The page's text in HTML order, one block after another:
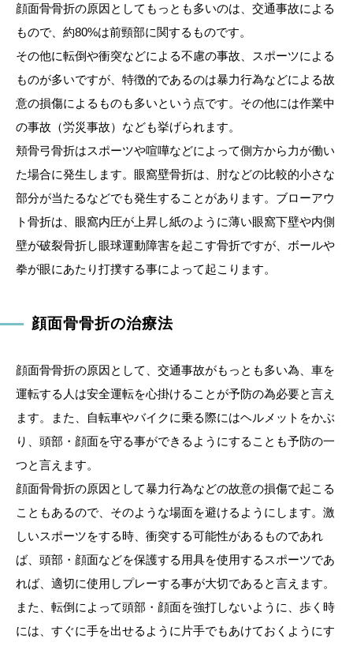
顔面骨骨折の原因としてもっとも多いのは、交通事故による
もので、約80%は前頸部に関するものです。
その他に転倒や衝突などによる不慮の事故、スポーツによる
ものが多いですが、特徴的であるのは暴力行為などによる故
意の損傷によるものも多いという点です。その他には作業中
の事故（労災事故）なども挙げられます。
頬骨弓骨折はスポーツや喧嘩などによって側方から力が働い
た場合に発生します。眼窩壁骨折は、肘などの比較的小さな
部分が当たるなどでも発生することがあります。ブローアウ
ト骨折は、眼窩内圧が上昇し紙のように薄い眼窩下壁や内側
壁が破裂骨折し眼球運動障害を起こす骨折ですが、ボールや
拳が眼にあたり打撲する事によって起こります。
顔面骨骨折の治療法
顔面骨骨折の原因として、交通事故がもっとも多い為、車を
運転する人は安全運転を心掛けることが予防の為必要と言え
ます。また、自転車やバイクに乗る際にはヘルメットをかぶ
り、頭部・顔面を守る事ができるようにすることも予防の一
つと言えます。
顔面骨骨折の原因として暴力行為などの故意の損傷で起こる
こともあるので、そのような場面を避けるようにします。激
しいスポーツをする時、衝突する可能性があるものであれ
ば、頭部・顔面などを保護する用具を使用するスポーツであ
れば、適切に使用しプレーする事が大切であると言えます。
また、転倒によって頭部・顔面を強打しないように、歩く時
には、すぐに手を出せるように片手でもあけておくようにす